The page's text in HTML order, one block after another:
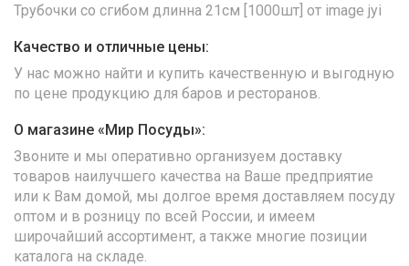
Трубочки со сгибом длинна 21см [1000шт] от image jyi
Качество и отличные цены:
У нас можно найти и купить качественную и выгодную
по цене продукцию для баров и ресторанов.
О магазине «Мир Посуды»:
Звоните и мы оперативно организуем доставку
товаров наилучшего качества на Ваше предприятие
или к Вам домой, мы долгое время доставляем посуду
оптом и в розницу по всей России, и имеем
широчайший ассортимент, а также многие позиции
каталога на складе.